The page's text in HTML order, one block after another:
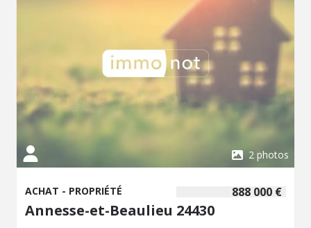
Particularité rare : depuis sa rénovation, le bien a très peu
été utilisé et n'a jamais été loué. Cet appartement
conviendra particulièrement à un médecin, un praticien
hospitalier, un cadre de santé ou un couple recherchant
un cadre de vie confortable, moderne et facile à vivre, à
proximité immédiate du Centre Hospitalier de Périgueux.
Les atouts : Dernier étage avec ascenseur Terrasse et
véranda Vue dégagée Rénovation d'architecte Cuisine
haut de gamme Appartement très peu occupé Centre-ville
et hôpital accessibles rapidement Stationnement et
commodités à proximité
2 photos
888 000 €
ACHAT - PROPRIÉTÉ
Annesse-et-Beaulieu 24430